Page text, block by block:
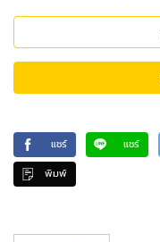
แชร์ แชร์
พิมพ์